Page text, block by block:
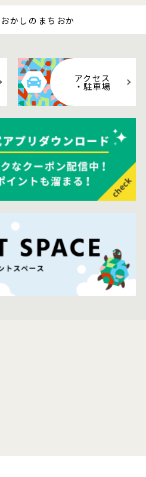
おかしのまちおか
アクセス
・駐車場